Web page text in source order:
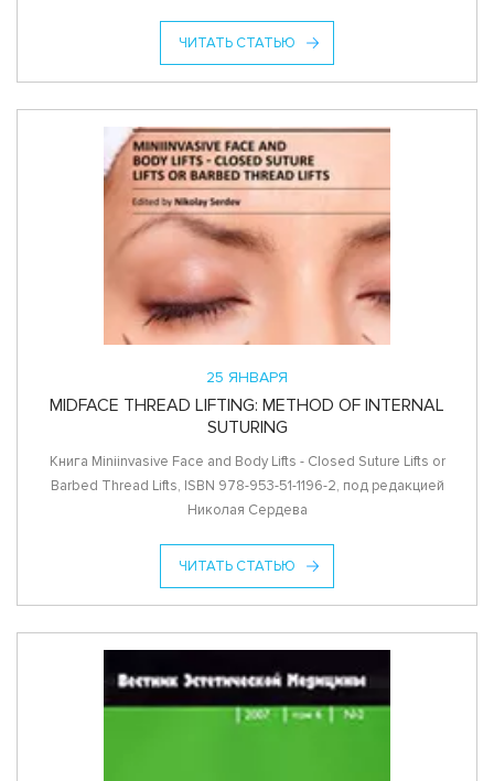
ЧИТАТЬ СТАТЬЮ
25 ЯНВАРЯ
MIDFACE THREAD LIFTING: METHOD OF INTERNAL
SUTURING
Книга Miniinvasive Face and Body Lifts - Closed Suture Lifts or
Barbed Thread Lifts, ISBN 978-953-51-1196-2, под редакцией
Николая Сердева
ЧИТАТЬ СТАТЬЮ